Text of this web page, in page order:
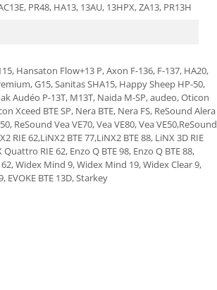
PR48, HA13, 13AU, 13HPX, ZA13, PR13H
Hansaton Flow+13 P, Axon F-136, F-137, HA20,
G15, Sanitas SHA15, Happy Sheep HP-50,
Audéo P-13T, M13T, Naida M-SP, audeo, Oticon
Xceed BTE SP, Nera BTE, Nera FS, ReSound Alera
ReSound Vea VE70, Vea VE80, Vea VE50,ReSound
RIE 62,LiNX2 BTE 77,LiNX2 BTE 88, LiNX 3D RIE
RIE 62, Enzo Q BTE 98, Enzo Q BTE 88,
62, Widex Mind 9, Widex Mind 19, Widex Clear 9,
EVOKE BTE 13D, Starkey